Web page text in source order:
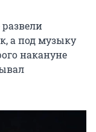
развели
а под музыку
накануне